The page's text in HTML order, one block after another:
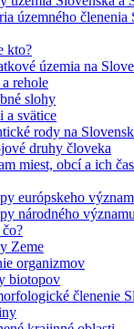
územného členenia
kto?
územia na
rehole
slohy
a svätice
rody na
druhy človeka
miest, obcí a ich
európskeho
národného významu
Zeme
organizmov
biotopov
členenie